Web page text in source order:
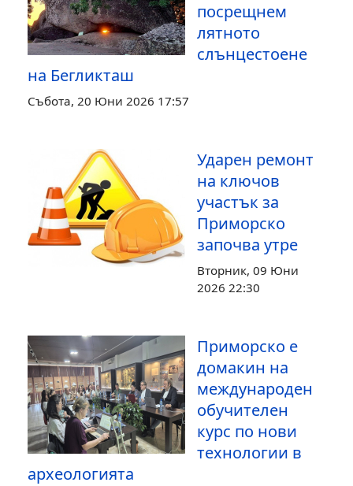
посрещнем
лятното
слънцестоене
на Бегликташ
Събота, 20 Юни 2026 17:57
Ударен ремонт
на ключов
участък за
Приморско
започва утре
Вторник, 09 Юни
2026 22:30
Приморско е
домакин на
международен
обучителен
курс по нови
технологии в
археологията